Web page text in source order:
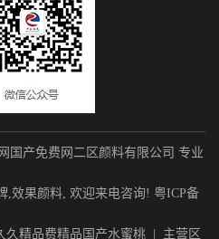
国产免费网二区颜料有限公司 专业
,效果颜料, 欢迎来电咨询! 粤ICP备
久精品费精品国产水蜜桃 | 主营区